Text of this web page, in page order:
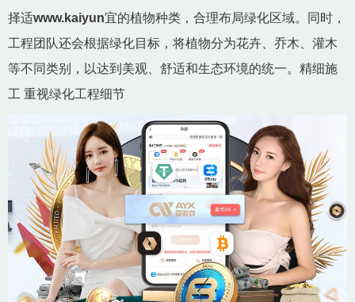
择适www.kaiyun宜的植物种类，合理布局绿化区域。同时，
工程团队还会根据绿化目标，将植物分为花卉、乔木、灌木
等不同类别，以达到美观、舒适和生态环境的统一。精细施
工 重视绿化工程细节